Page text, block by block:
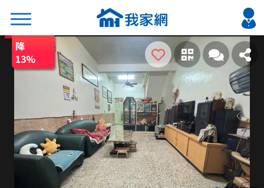
搜尋
熱門關鍵字
2026 台北降價好屋限量釋出
2026 新北降價好屋限量釋出
2026 台中降價好屋限量釋出
2026 台南降價好屋限量釋出
2026 高雄降價好屋限量釋出
降
13%